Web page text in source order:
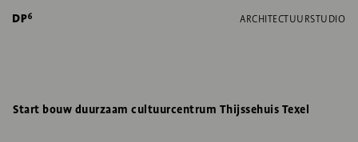
ARCHITECTUURSTUDIO
Start bouw duurzaam cultuurcentrum Thijssehuis Texel